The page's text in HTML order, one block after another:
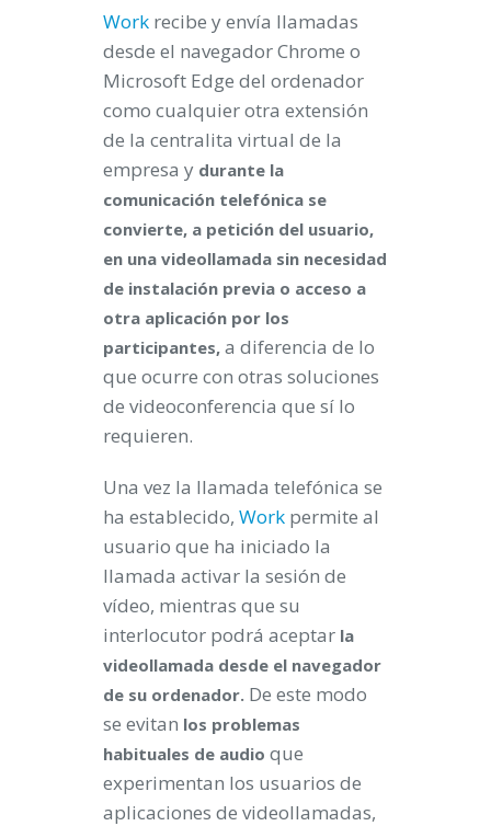
Work recibe y envía llamadas
desde el navegador Chrome o
Microsoft Edge del ordenador
como cualquier otra extensión
de la centralita virtual de la
empresa y durante la
comunicación telefónica se
convierte, a petición del usuario,
en una videollamada sin necesidad
de instalación previa o acceso a
otra aplicación por los
participantes, a diferencia de lo
que ocurre con otras soluciones
de videoconferencia que sí lo
requieren.
Una vez la llamada telefónica se
ha establecido, Work permite al
usuario que ha iniciado la
llamada activar la sesión de
vídeo, mientras que su
interlocutor podrá aceptar la
videollamada desde el navegador
de su ordenador. De este modo
se evitan los problemas
habituales de audio que
experimentan los usuarios de
aplicaciones de videollamadas,